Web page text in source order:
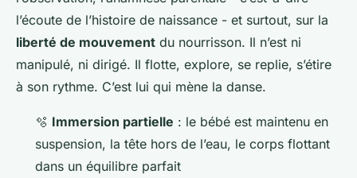
l’écoute de l’histoire de naissance - et surtout, sur la
liberté de mouvement du nourrisson. Il n’est ni
manipulé, ni dirigé. Il flotte, explore, se replie, s’étire
à son rythme. C’est lui qui mène la danse.
🫧 Immersion partielle : le bébé est maintenu en
suspension, la tête hors de l’eau, le corps flottant
dans un équilibre parfait